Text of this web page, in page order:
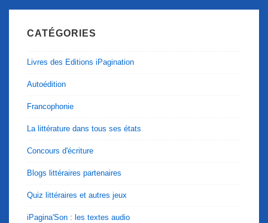
CATÉGORIES
Livres des Editions iPagination
Autoédition
Francophonie
La littérature dans tous ses états
Concours d'écriture
Blogs littéraires partenaires
Quiz littéraires et autres jeux
iPagina'Son : les textes audio